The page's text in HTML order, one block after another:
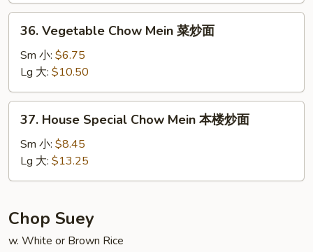
炒
Vegetable
Chow
Mein
菜
炒
36. Vegetable Chow Mein 菜炒面
Sm 小: $6.75
Lg 大: $10.50
House
Special
Chow
Mein
楼
炒
面
37. House Special Chow Mein 本楼炒面
Sm 小: $8.45
Lg 大: $13.25
Chop Suey
w. White or Brown Rice